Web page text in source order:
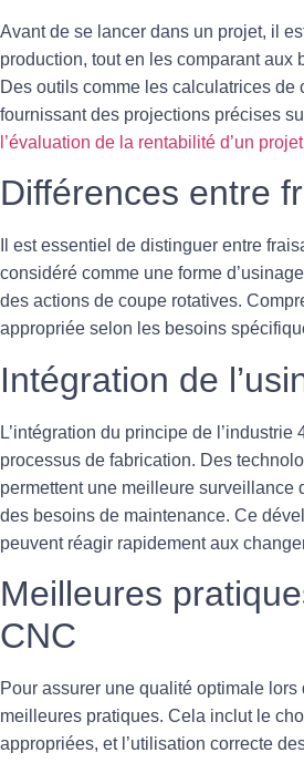
Avant de se lancer dans un projet, il
production, tout en les comparant
Des outils comme les calculatrices
fournissant des projections précises
l’évaluation de la rentabilité d’un
Différences entre
Il est essentiel de distinguer entre
considéré comme une forme
des actions de coupe rotatives.
appropriée selon les besoins
Intégration de
L’intégration du principe de l’industrie
processus de fabrication. Des
permettent une meilleure surveillance
des besoins de maintenance. Ce
peuvent réagir rapidement aux
Meilleures
CNC
Pour assurer une qualité optimale
meilleures pratiques. Cela inclut le
appropriées, et l’utilisation correcte